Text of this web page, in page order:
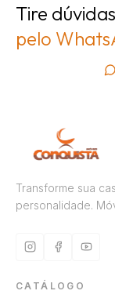
Tire
pelo
Transforme sua
personalidade.
CATÁLOGO